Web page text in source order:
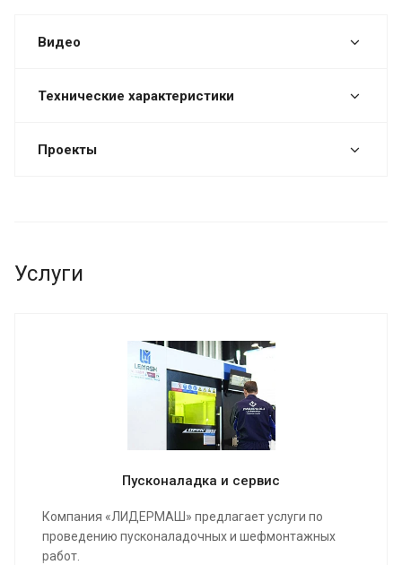
Видео
Технические характеристики
Проекты
Услуги
Пусконаладка и сервис
Компания «ЛИДЕРМАШ» предлагает услуги по
проведению пусконаладочных и шефмонтажных
работ.